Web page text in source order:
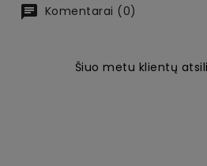
Komentarai (0)
Šiuo metu klientų